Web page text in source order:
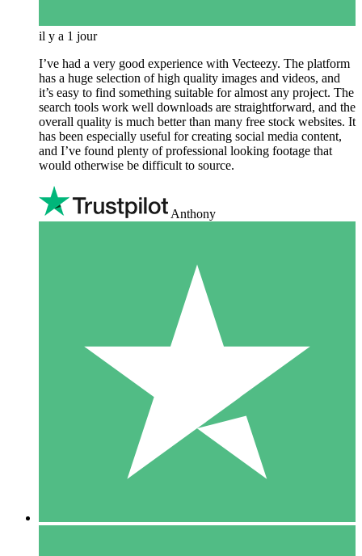
il y a 1 jour
I’ve had a very good experience with Vecteezy. The platform
has a huge selection of high quality images and videos, and
it’s easy to find something suitable for almost any project. The
search tools work well downloads are straightforward, and the
overall quality is much better than many free stock websites. It
has been especially useful for creating social media content,
and I’ve found plenty of professional looking footage that
would otherwise be difficult to source.
Anthony